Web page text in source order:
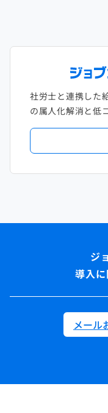
社労士と連携した
の属人化解消と低
導入
メール